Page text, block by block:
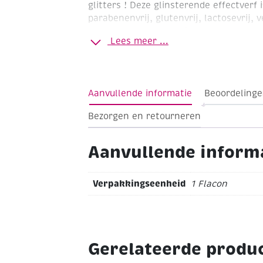
glitters ! Deze glinsterende effectverf
parabenenvrij, glutenvrij, lactosevrij,
geschikt voor kinderen. Kan uit de
Lees meer ...
Aanvullende informatie
Bezorgen en retourneren
Aanvullende
Verpakkingseenheid 1 Flacon
Gerelateerde